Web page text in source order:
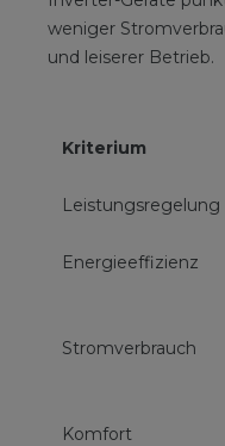
weniger
und leiserer Betrieb.
Kriterium
Leistungsregelung
Energieeffizienz
Stromverbrauch
Komfort